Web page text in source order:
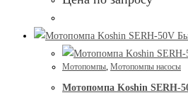
Мотопомпы Мотопомпы насосы
Мотопомпа Koshin SERH-